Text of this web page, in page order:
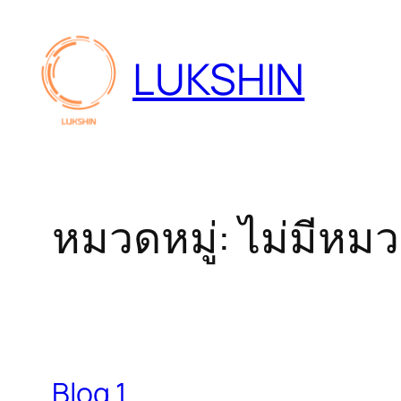
เนื้อหา
LUKSHIN
หมวดหมู่:ไม่มีหม
Blog 1